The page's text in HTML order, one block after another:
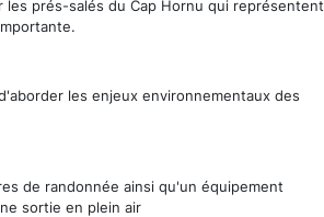
les prés-salés du Cap Hornu qui représentent
les enjeux environnementaux des
de randonnée ainsi qu'un équipement
sortie en plein air